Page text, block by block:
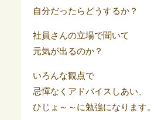
自分だったらどうするか？
社員さんの立場で聞いて
元気が出るのか？
いろんな観点で
忌憚なくアドバイスしあい、
ひじょ～～に勉強になります。